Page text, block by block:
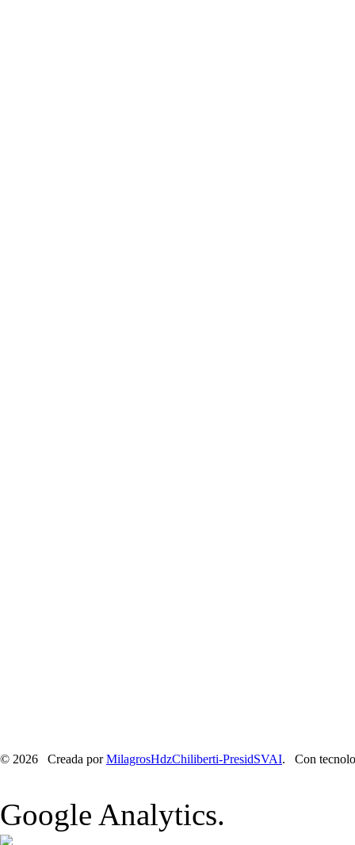
© 2026 Creada porMilagrosHdzChiliberti-PresidSVAI. Con
Google Analytics.